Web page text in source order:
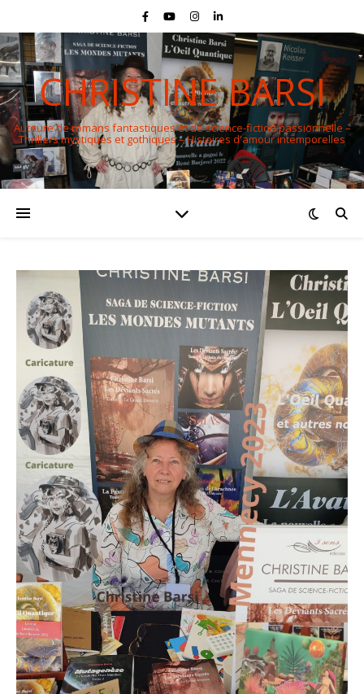
CHRISTINE BARSI
Auteure de romans fantastiques et de science-fiction passionnelle –
Thrillers mystiques et gothiques – Histoires d'amour intemporelles